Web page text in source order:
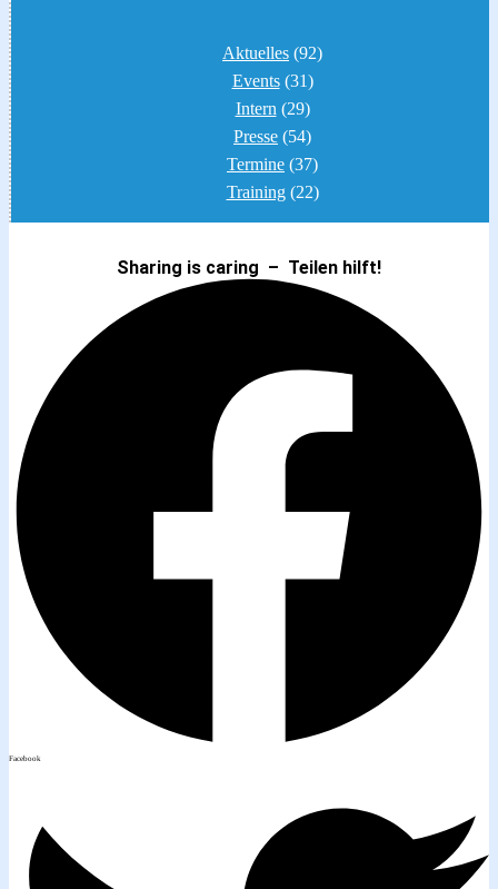
Aktuelles (92)
Events(31)
Intern (29)
Presse (54)
Termine (37)
Training(22)
Sharing is caring – Teilen hilft!
Facebook